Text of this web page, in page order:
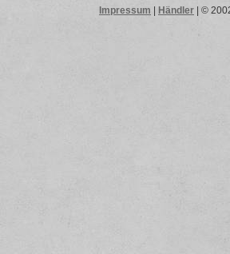
Impressum
Händler | ©